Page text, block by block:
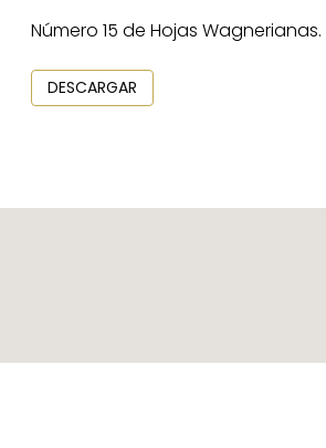
Número 15 de Hojas Wagnerianas.
DESCARGAR